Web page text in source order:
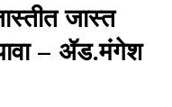
जास्त
– ॲड.मंगेश